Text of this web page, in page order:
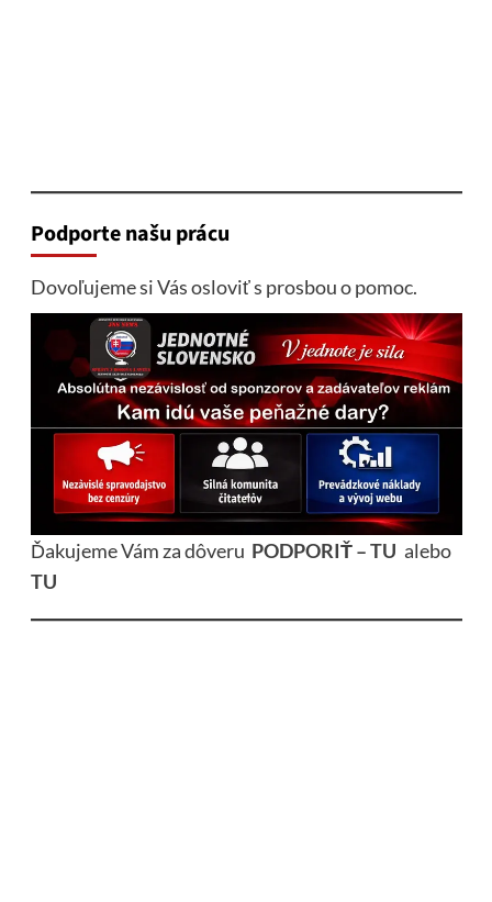
Podporte našu prácu
Dovoľujeme si Vás osloviť s prosbou o pomoc.
Ďakujeme Vám za dôveru PODPORIŤ – TU alebo
TU